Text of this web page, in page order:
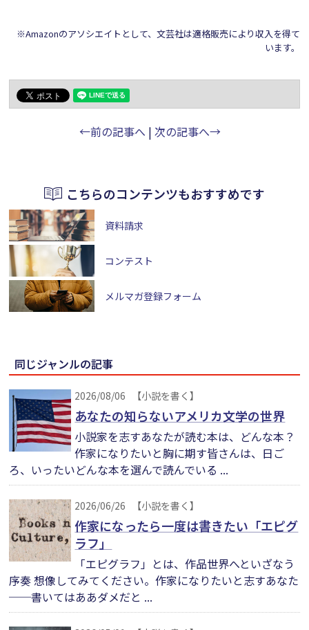
※Amazonのアソシエイトとして、文芸社は適格販売により収入を得て
います。
←前の記事へ | 次の記事へ→
こちらのコンテンツもおすすめです
資料請求
コンテスト
メルマガ登録フォーム
同じジャンルの記事
2026/08/06 【小説を書く】
あなたの知らないアメリカ文学の世界
小説家を志すあなたが読む本は、どんな本？
作家になりたいと胸に期す皆さんは、日ご
ろ、いったいどんな本を選んで読んでいる ...
2026/06/26 【小説を書く】
作家になったら一度は書きたい「エピグ
ラフ」
「エピグラフ」とは、作品世界へといざなう
序奏 想像してみてください。作家になりたいと志すあなた
──書いてはああダメだと ...